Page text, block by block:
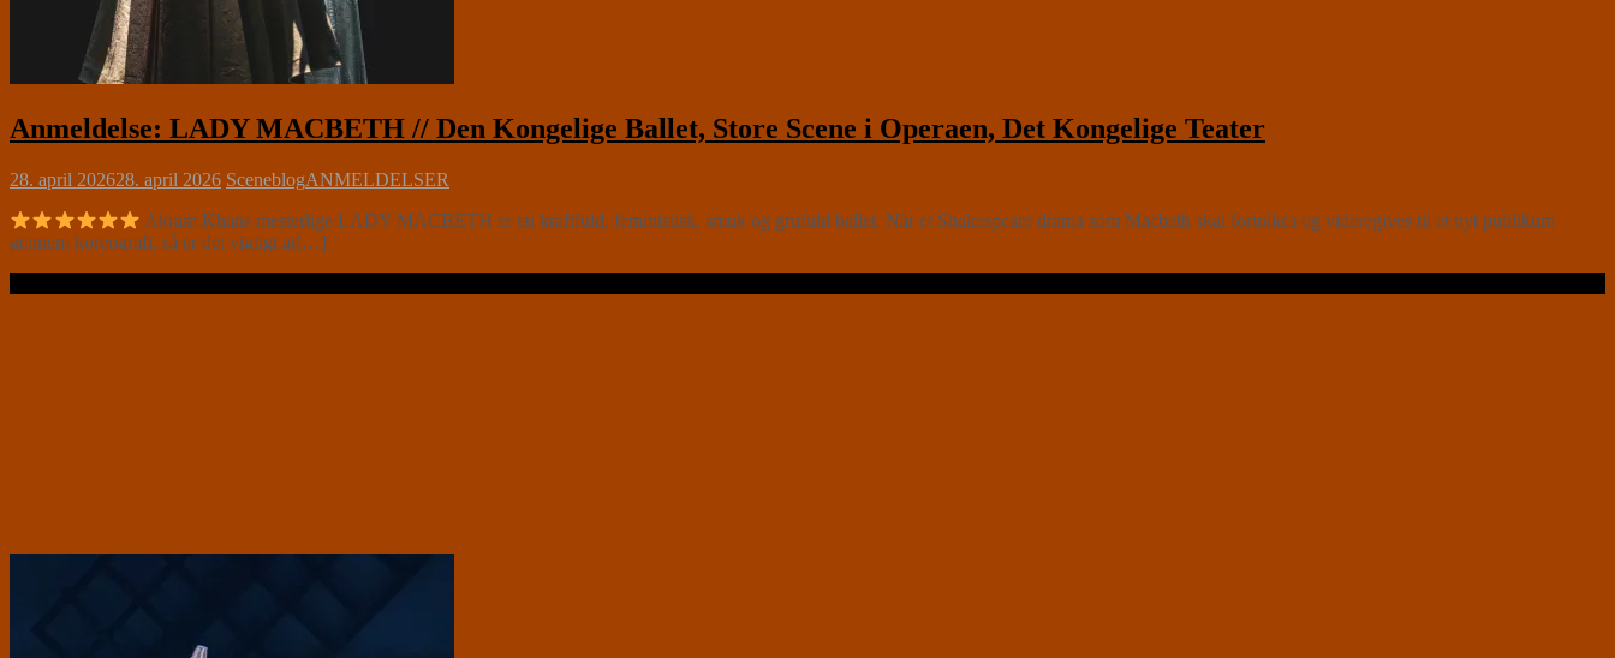
Anmeldelse: LADY MACBETH // Den Kongelige Ballet, Store Scene i Operaen, Det Kongelige Teater
28. april 202628. april 2026 SceneblogANMELDELSER
Akram Khans mesterlige LADY MACBETH er en kraftfuld, feministisk, smuk og grufuld ballet. Når et Shakespeare drama som Macbeth skal fortolkes og videregives til et nyt publikum
gennem koreografi, så er det vigtigt at[…]